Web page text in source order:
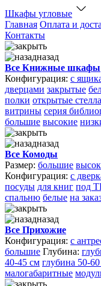
Шкафы угловые
Главная Оплата и
Контакты
назад
Все Книжные шкафы
Конфигурация: с
дверцами закрытые
полки открытые
витрины серия
большие высокие
назад
Все Комоды
Размер: большие
Конфигурация: с
посуды для книг под
спальню белые на
назад
Все Прихожие
Конфигурация: с
большие Глубина:
40-45 см глубина 50-
малогабаритные